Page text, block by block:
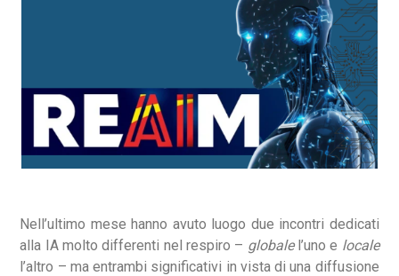
Nell’ultimo mese hanno avuto luogo due incontri dedicati
alla IA molto differenti nel respiro – globalel’uno e locale
l’altro – ma entrambi significativi in vista di una diffusione